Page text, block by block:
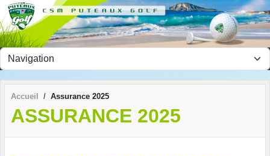
Accueil Assurance 2025
ASSURANCE 2025
Panneau de gestion des cookies